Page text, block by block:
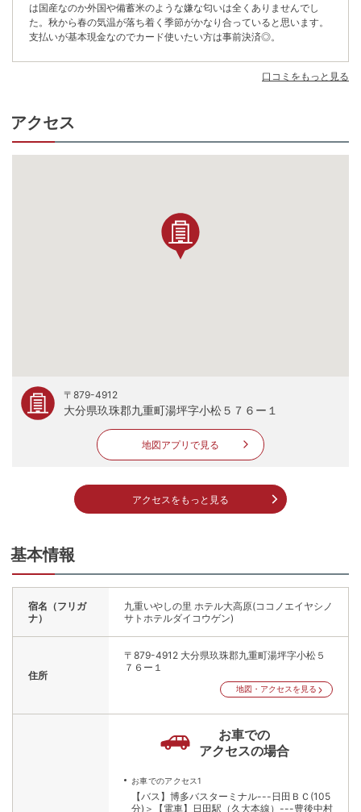
は国産なのか外国や備蓄米のような嫌な匂いは全くありませんでし
た。秋から春の気温が落ち着く季節がかなり合っていると思います。
支払いが基本現金なのでカード使いたい方は事前決済◎。
口コミをもっと見る
アクセス
〒879-4912
大分県玖珠郡九重町湯坪字小松５７６ー１
地図アプリで見る
アクセスをもっと見る
基本情報
宿名（フリガ
ナ）
九重いやしの里 ホテル大高原(ココノエイヤシノ
サトホテルダイコウゲン)
住所
〒879-4912 大分県玖珠郡九重町湯坪字小松５
７６ー１
地図・アクセスを見る
お車での
アクセスの場合
お車でのアクセス1
【バス】博多バスターミナル---日田ＢＣ(105
分)＞【電車】日田駅（久大本線）---豊後中村